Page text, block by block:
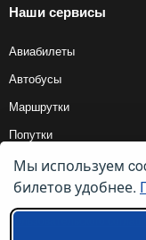
Наши сервисы
Авиабилеты
Автобусы
Маршрутки
Попутки
© 2012 — 2026, Biletyplus,
права защищены.
Мы используем
билетов удобнее.